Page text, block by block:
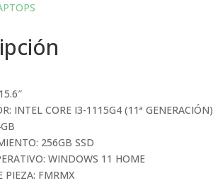
INTEL CORE I3-1115G4 (11ª GENERACIÓN)
256GB SSD
WINDOWS 11 HOME
PIEZA: FMRMX